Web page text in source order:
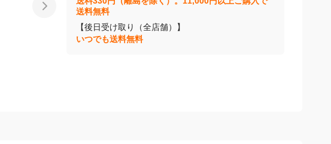
送料330円（離島を除く）。11,000円以上ご購入で
送料無料
【後日受け取り（全店舗）】